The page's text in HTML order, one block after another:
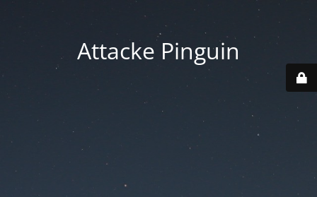
Attacke Pinguin